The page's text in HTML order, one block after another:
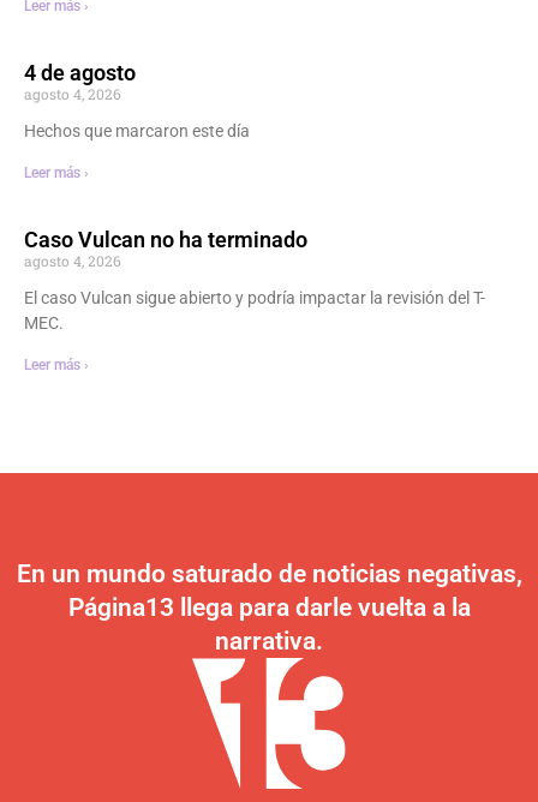
Leer más ›
4 de agosto
agosto 4, 2026
Hechos que marcaron este día
Leer más ›
Caso Vulcan no ha terminado
agosto 4, 2026
El caso Vulcan sigue abierto y podría impactar la revisión del T-
MEC.
Leer más ›
En un mundo saturado de noticias negativas,
Página13 llega para darle vuelta a la
narrativa.